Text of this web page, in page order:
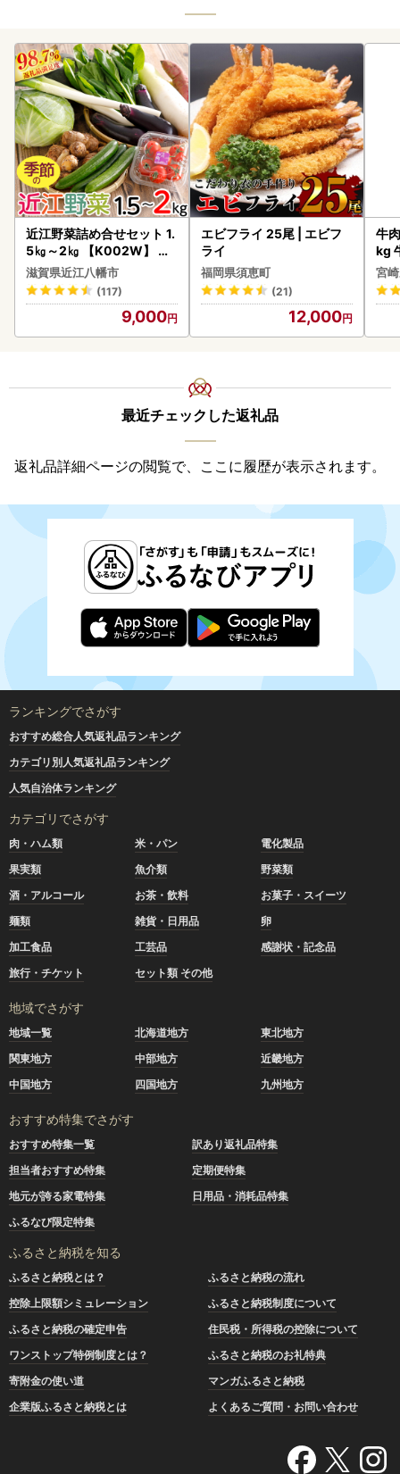
近江野菜詰め合せセット 1.
5㎏～2㎏ 【K002W】 野
菜 旬 新鮮
滋賀県近江八幡市
(117)
9,000
エビフライ 25尾 | エビフ
ライ
福岡県須恵町
(21)
12,000
牛肉 宮崎牛 赤身＆霜
kg
kg-
宮
最近チェックした返礼品
返礼品詳細ページの閲覧で、ここに履歴が表示されます。
ランキングでさがす
おすすめ総合人気返礼品ランキング
カテゴリ別人気返礼品ランキング
人気自治体ランキング
カテゴリでさがす
肉・ハム類 米・パン
電化製品
果実類
魚介類
野菜類
酒・アルコール
お茶・飲料
お菓子・スイーツ
麺類
雑貨・日用品
卵
加工食品
工芸品
感謝状・記念品
旅行・チケット
セット類 その他
地域でさがす
地域一覧 北海道地方
東北地方
関東地方
中部地方
近畿地方
中国地方
四国地方 九州地方
おすすめ特集でさがす
おすすめ特集一覧
訳あり返礼品特集
担当者おすすめ特集
定期便特集
地元が誇る家電特集
日用品・消耗品特集
ふるなび限定特集
ふるさと納税を知る
ふるさと納税とは？
ふるさと納税の流れ
控除上限額シミュレーション
ふるさと納税制度について
ふるさと納税の確定申告
住民税・所得税の控除について
ワンストップ特例制度とは？
ふるさと納税のお礼特典
寄附金の使い道
マンガふるさと納税
企業版ふるさと納税とは
よくあるご質問・お問い合わせ